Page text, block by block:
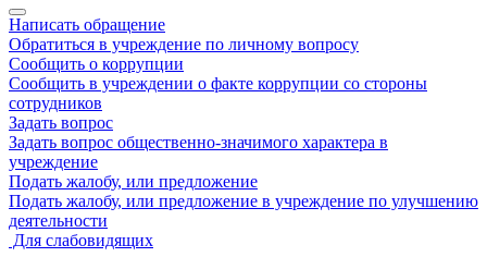
Написать обращение
Обратиться в учреждение по личному вопросу
Сообщить о коррупции
Сообщить в учреждении о факте коррупции со стороны
сотрудников
Задать вопрос
Задать вопрос общественно-значимого характера в
учреждение
Подать жалобу, или предложение
Подать жалобу, или предложение в учреждение по улучшению
деятельности
Для слабовидящих